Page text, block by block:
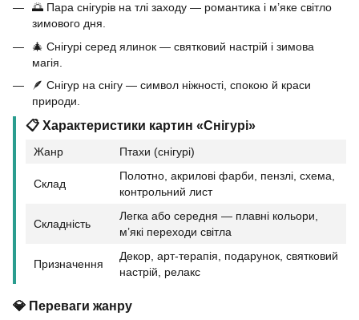
🌅 Пара снігурів на тлі заходу — романтика і м’яке світло
зимового дня.
🎄 Снігурі серед ялинок — святковий настрій і зимова
магія.
🪶 Снігур на снігу — символ ніжності, спокою й краси
природи.
📋 Характеристики картин «Снігурі»
Жанр Птахи (снігурі)
Склад
Полотно, акрилові фарби, пензлі, схема,
контрольний лист
Складність
Легка або середня — плавні кольори,
м’які переходи світла
Призначення
Декор, арт-терапія, подарунок, святковий
настрій, релакс
💎 Переваги жанру